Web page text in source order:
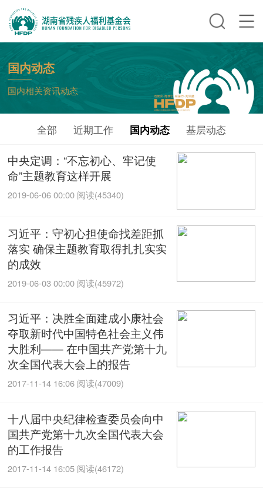
国内动态
国内相关资讯动态
全部 近期工作 国内动态 基层动态
中央定调：“不忘初心、牢记使
命”主题教育这样开展
2019-06-06 00:00 阅读(45340)
习近平：守初心担使命找差距抓
落实 确保主题教育取得扎扎实实
的成效
2019-06-03 00:00 阅读(45972)
习近平：决胜全面建成小康社会
夺取新时代中国特色社会主义伟
大胜利—— 在中国共产党第十九
次全国代表大会上的报告
2017-11-14 16:06 阅读(47009)
十八届中央纪律检查委员会向中
国共产党第十九次全国代表大会
的工作报告
2017-11-14 16:05 阅读(46172)